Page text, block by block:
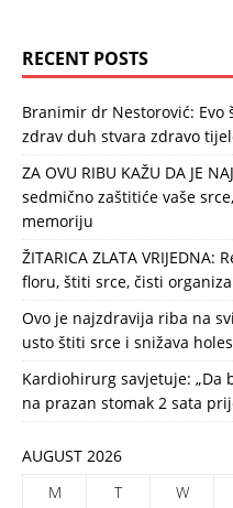
RECENT POSTS
Branimir dr Nestorović: Evo
zdrav duh stvara zdravo
ZA OVU RIBU KAŽU DA JE
sedmično zaštitiće vaše
memoriju
ŽITARICA ZLATA
floru, štiti srce, čisti
Ovo je najzdravija riba na
usto štiti srce i snižava
Kardiohirurg savjetuje: „Da
na prazan stomak 2 sata
AUGUST 2026
M
T W